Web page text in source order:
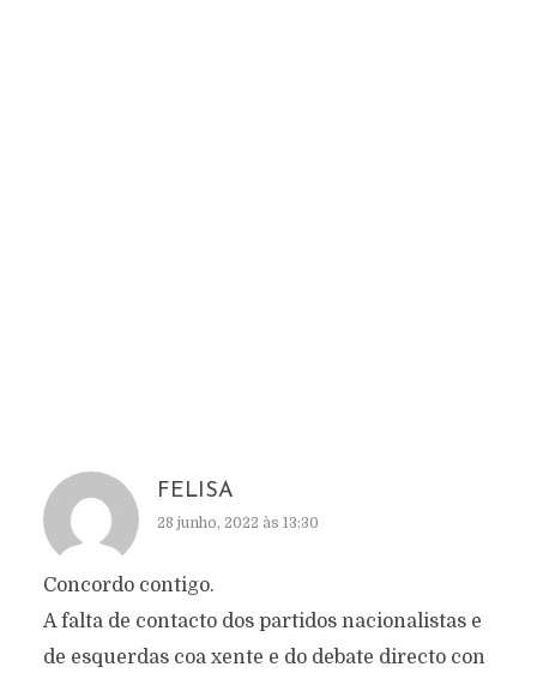
FELISA
28 junho, 2022 às 13:30
Concordo contigo.
A falta de contacto dos partidos nacionalistas e
de esquerdas coa xente e do debate directo con